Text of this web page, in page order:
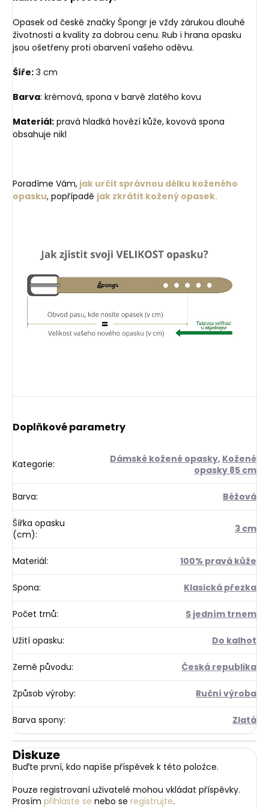
Opasek od české značky Špongr je vždy zárukou dlouhé
životnosti a kvality za dobrou cenu. Rub i hrana opasku
jsou ošetřeny proti obarvení vašeho oděvu.
Šíře: 3 cm
Barva: krémová, spona v barvě zlatého kovu
Materiál: pravá hladká hovězí kůže, kovová spona
obsahuje nikl
Poradíme Vám, jak určit správnou délku koženého
opasku, popřípadě jak zkrátit kožený opasek.
Doplňkové parametry
Kategorie: Dámské kožené opasky, Kožené
opasky 85 cm
Barva: Béžová
Šířka opasku
(cm): 3 cm
Materiál: 100% pravá kůže
Spona: Klasická přezka
Počet trnů: S jedním trnem
Užití opasku: Do kalhot
Země původu: Česká republika
Způsob výroby: Ruční výroba
Barva spony: Zlatá
Diskuze
Buďte první, kdo napíše příspěvek k této položce.
Pouze registrovaní uživatelé mohou vkládat příspěvky.
Prosím přihlaste se nebo se registrujte.